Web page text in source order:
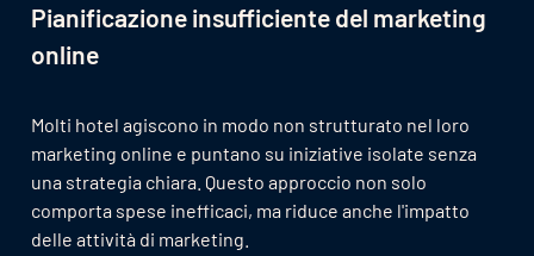
Pianificazione insufficiente del marketing
online
Molti hotel agiscono in modo non strutturato nel loro
marketing online e puntano su iniziative isolate senza
una strategia chiara. Questo approccio non solo
comporta spese inefficaci, ma riduce anche l'impatto
delle attività di marketing.